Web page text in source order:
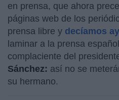
en prensa, que ahora
páginas web de los
prensa libre y decíamos
laminar a la prensa
complaciente del
Sánchez: así no se
su hermano.